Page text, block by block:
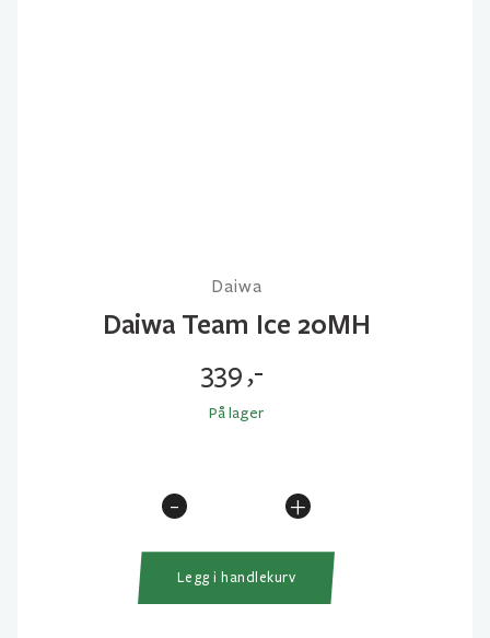
Daiwa
Daiwa Team Ice 20MH
339,-
På lager
+
Ice
-
Legg i handlekurv